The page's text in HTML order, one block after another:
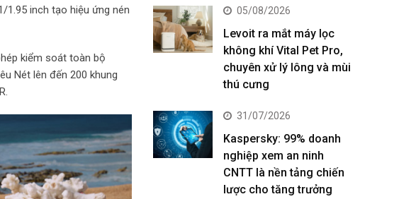
1.95 inch tạo hiệu ứng nén
kiểm soát toàn bộ
Nét lên đến 200 khung
05/08/2026
Levoit ra mắt máy lọc
không khí Vital Pet Pro,
chuyên xử lý lông và mùi
thú cưng
31/07/2026
Kaspersky: 99% doanh
nghiệp xem an ninh
CNTT là nền tảng chiến
lược cho tăng trưởng